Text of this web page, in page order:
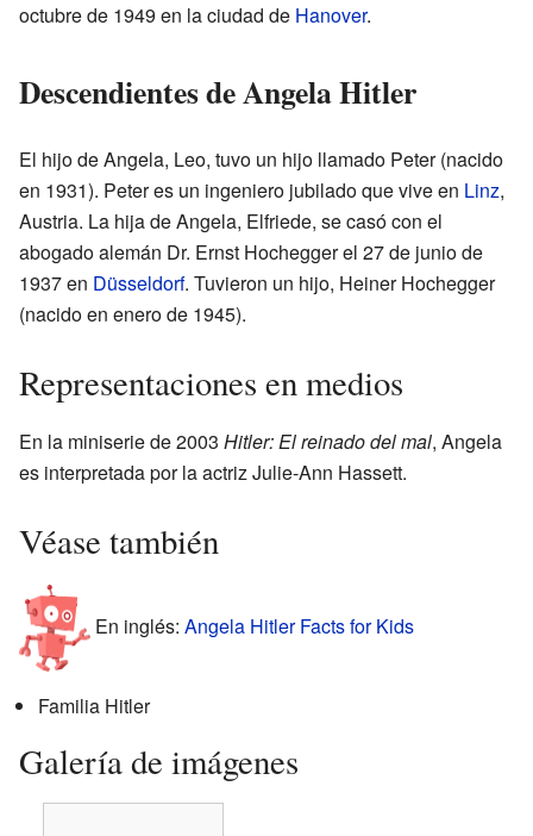
octubre de 1949 en la ciudad de Hanover.
Descendientes de Angela Hitler
El hijo de Angela, Leo, tuvo un hijo llamado Peter (nacido
en 1931). Peter es un ingeniero jubilado que vive en Linz,
Austria. La hija de Angela, Elfriede, se casó con el
abogado alemán Dr. Ernst Hochegger el 27 de junio de
1937 en Düsseldorf. Tuvieron un hijo, Heiner Hochegger
(nacido en enero de 1945).
Representaciones en medios
En la miniserie de 2003 Hitler: El reinado del mal, Angela
es interpretada por la actriz Julie-Ann Hassett.
Véase también
En inglés: Angela Hitler Facts for Kids
Familia Hitler
Galería de imágenes